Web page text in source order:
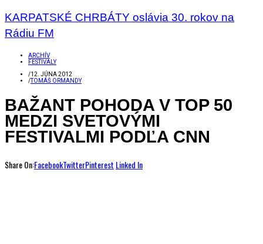
KARPATSKÉ CHRBÁTY oslávia 30. rokov na
Rádiu FM
ARCHÍV
FESTIVALY
/12. JÚNA 2012
/TOMÁŠ ORMANDY
BAŽANT POHODA V TOP 50
MEDZI SVETOVÝMI
FESTIVALMI PODĽA CNN
Share On:FacebookTwitterPinterest Linked In